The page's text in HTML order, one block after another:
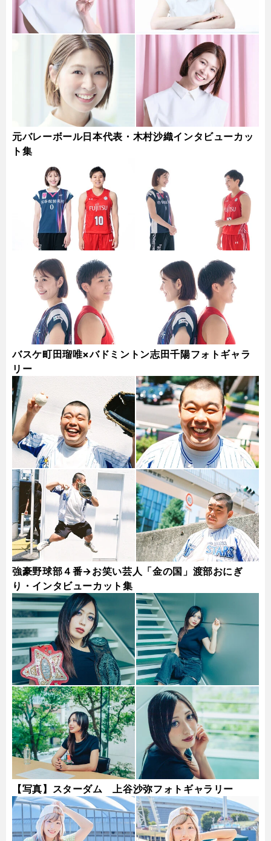
元バレーボール日本代表・木村沙織インタビューカッ
ト集
バスケ町田瑠唯×バドミントン志田千陽フォトギャラ
リー
強豪野球部４番→お笑い芸人「金の国」渡部おにぎ
り・インタビューカット集
【写真】スターダム 上谷沙弥フォトギャラリー